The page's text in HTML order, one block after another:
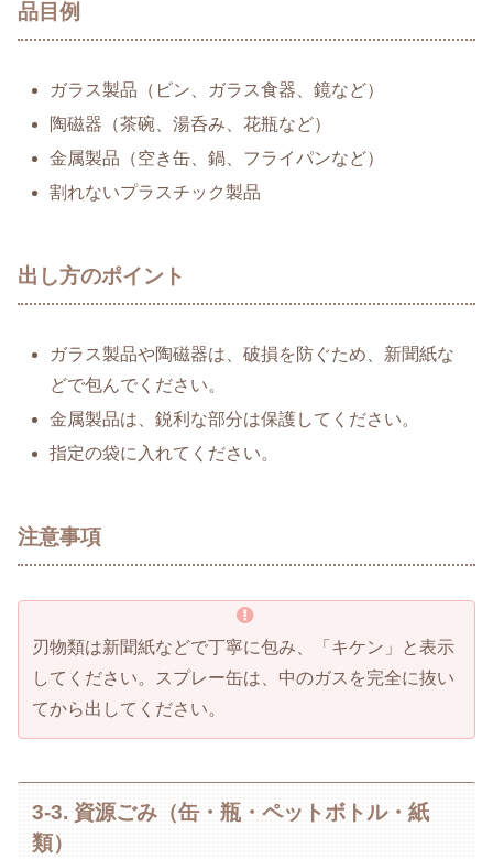
品目例
ガラス製品（ビン、ガラス食器、鏡など）
陶磁器（茶碗、湯呑み、花瓶など）
金属製品（空き缶、鍋、フライパンなど）
割れないプラスチック製品
出し方のポイント
ガラス製品や陶磁器は、破損を防ぐため、新聞紙な
どで包んでください。
金属製品は、鋭利な部分は保護してください。
指定の袋に入れてください。
注意事項
刃物類は新聞紙などで丁寧に包み、「キケン」と表示
してください。スプレー缶は、中のガスを完全に抜い
てから出してください。
3-3. 資源ごみ（缶・瓶・ペットボトル・紙
類）